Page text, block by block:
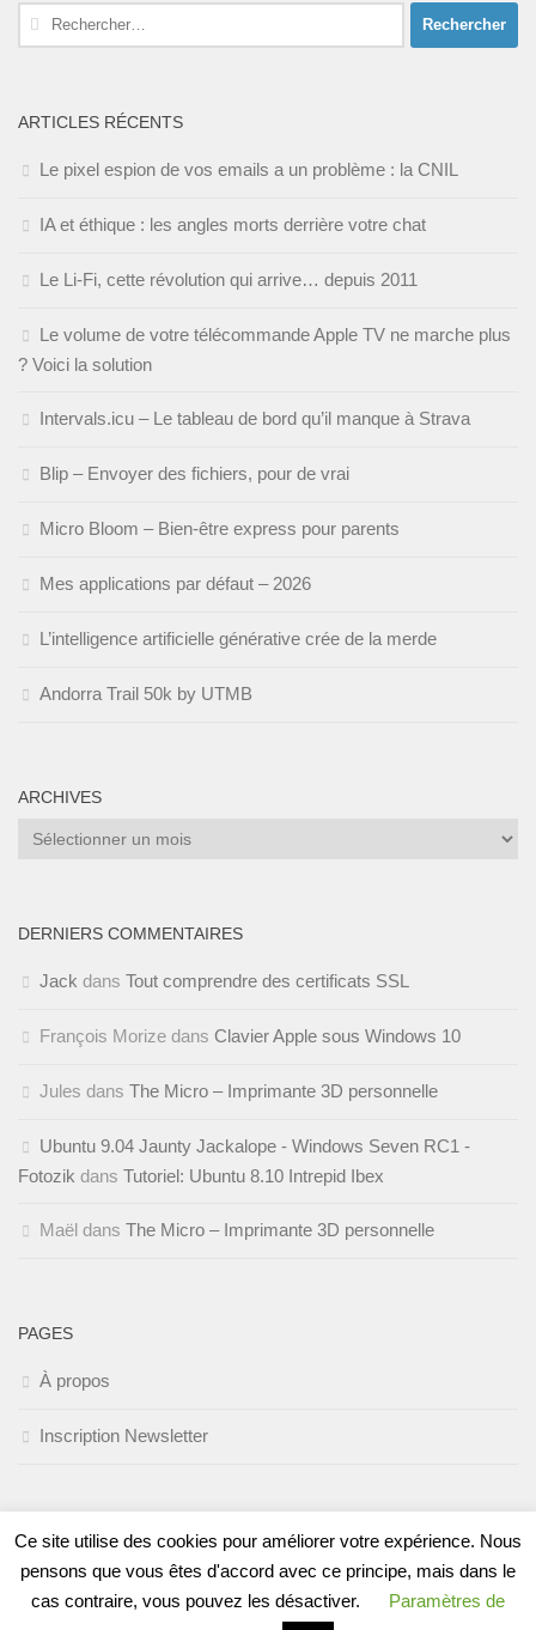
Rechercher :
ARTICLES RÉCENTS
Le pixel espion de vos emails a un problème : la CNIL
IA et éthique : les angles morts derrière votre chat
Le Li-Fi, cette révolution qui arrive… depuis 2011
Le volume de votre télécommande Apple TV ne marche plus
? Voici la solution
Intervals.icu – Le tableau de bord qu’il manque à Strava
Blip – Envoyer des fichiers, pour de vrai
Micro Bloom – Bien-être express pour parents
Mes applications par défaut – 2026
L’intelligence artificielle générative crée de la merde
Andorra Trail 50k by UTMB
ARCHIVES
Archives
DERNIERS COMMENTAIRES
Jack dans Tout comprendre des certificats SSL
François Morize dans Clavier Apple sous Windows 10
Jules dans The Micro – Imprimante 3D personnelle
Ubuntu 9.04 Jaunty Jackalope - Windows Seven RC1 -
Fotozik dans Tutoriel: Ubuntu 8.10 Intrepid Ibex
Maël dans The Micro – Imprimante 3D personnelle
PAGES
À propos
Inscription Newsletter
Fièrement propulsé par - Conçu parThème Hueman
Ce site utilise des cookies pour améliorer votre expérience. Nous
pensons que vous êtes d'accord avec ce principe, mais dans le
cas contraire, vous pouvez les désactiver.
Paramètres de